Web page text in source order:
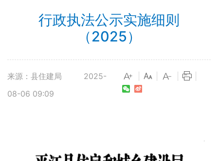
行政执法公示实施细则
（2025）
来源：县住建局
2025-
08-06 09:09